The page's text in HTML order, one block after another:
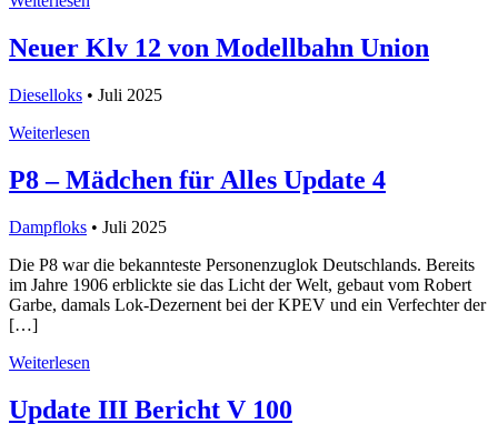
Neuer Klv 12 von Modellbahn Union
Dieselloks • Juli 2025
Weiterlesen
P8 – Mädchen für Alles Update 4
Dampfloks • Juli 2025
Die P8 war die bekannteste Personenzuglok Deutschlands. Bereits
im Jahre 1906 erblickte sie das Licht der Welt, gebaut vom Robert
Garbe, damals Lok-Dezernent bei der KPEV und ein Verfechter der
[…]
Weiterlesen
Update III Bericht V 100